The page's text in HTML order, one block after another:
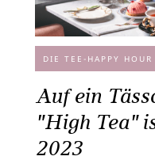
DIE TEE-HAPPY HOUR
Auf ein
"High Tea"
2023